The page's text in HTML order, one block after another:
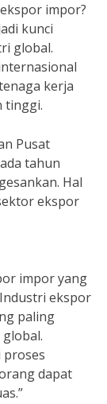
impor?
kunci
global.
kerja
tinggi.
Pusat
tahun
Hal
ekspor
impor yang
ekspor
paling
proses
dapat